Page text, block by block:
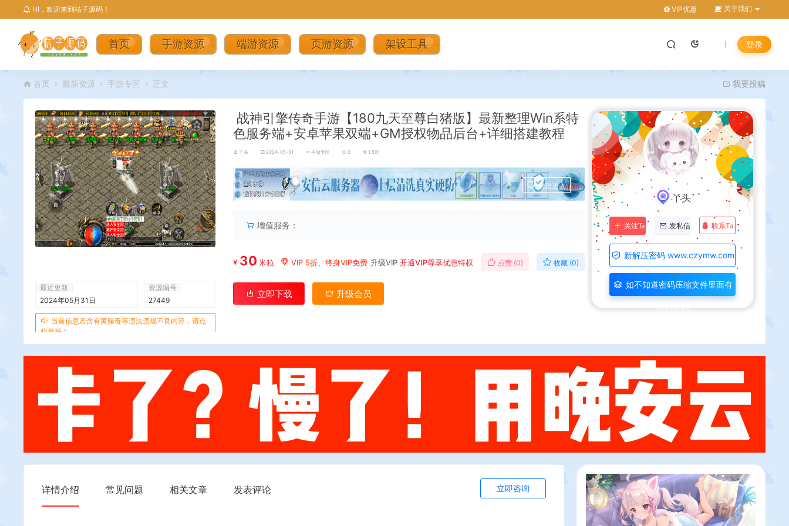
HI，欢迎来到桔子源码！ VIP优惠 关于我们
首页 手游资源 端游资源 页游资源 架设工具 登录
首页 最新资源 手游专区 正文 我要投稿
最近更新
2024年05月31日
资源编号
27449
当前信息若含有黄赌毒等违法违规不良内容，请点
此举报！
战神引擎传奇手游【180九天至尊白猪版】最新整理Win系特
色服务端+安卓苹果双端+GM授权物品后台+详细搭建教程
丫头 2024-05-31 手游专区 0 1,501
丨 点击进入
增值服务：
¥ 30 米粒 VIP 5折、终身VIP免费 升级VIP 开通VIP尊享优惠特权 点赞 (0) 收藏 (0)
立即下载 升级会员
丫头
关注Ta 发私信 联系Ta
新解压密码 www.czymw.com
如不知道密码压缩文件里面有
详情介绍 常见问题 相关文章 发表评论 立即咨询